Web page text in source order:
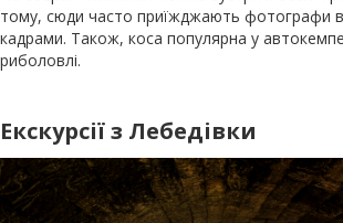
тому, сюди часто приїжджають фотографи в
кадрами. Також, коса популярна у
риболовлі.
Екскурсії з Лебедівки